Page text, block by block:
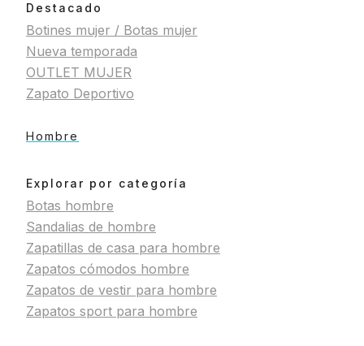
Destacado
Botines mujer / Botas mujer
Nueva temporada
OUTLET MUJER
Zapato Deportivo
Hombre
Explorar por categoría
Botas hombre
Sandalias de hombre
Zapatillas de casa para hombre
Zapatos cómodos hombre
Zapatos de vestir para hombre
Zapatos sport para hombre